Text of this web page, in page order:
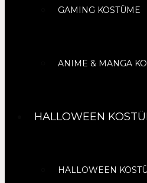
GAMING KOSTÜME
ANIME & MANGA
HALLOWEEN
HALLOWEEN